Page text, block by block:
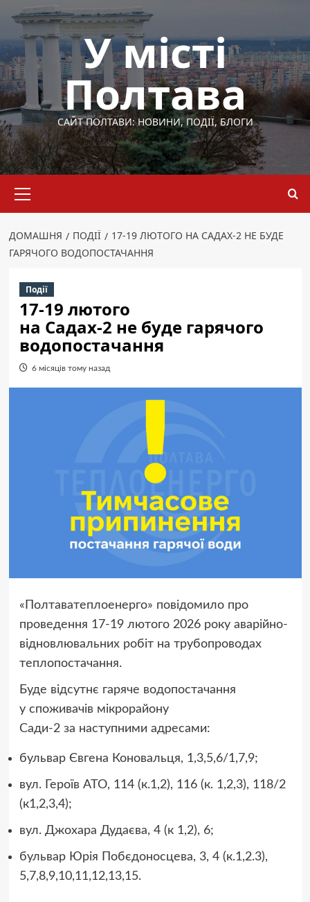
Перейти
вмісту
У місті
Полтава
САЙТ ПОЛТАВИ: НОВИНИ, ПОДІЇ, БЛОГИ
меню
ДОМАШНЯ ПОДІЇ
17-19 ЛЮТОГО НА САДАХ-2 НЕ БУДЕ
ГАРЯЧОГО ВОДОПОСТАЧАННЯ
Події
17-19 лютого
на Садах-2 не буде гарячого
водопостачання
6 місяців тому назад
«Полтаватеплоенерго» повідомило про
проведення 17-19 лютого 2026 року аварійно-
відновлювальних робіт на трубопроводах
теплопостачання.
Буде відсутнє гаряче водопостачання
у споживачів мікрорайону
Сади-2 за наступними адресами:
бульвар Євгена Коновальця, 1,3,5,6/1,7,9;
вул. Героїв АТО, 114 (к.1,2), 116 (к. 1,2,3), 118/2
(к1,2,3,4);
вул. Джохара Дудаєва, 4 (к 1,2), 6;
бульвар Юрія Побєдоносцева, 3, 4 (к.1,2.3),
5,7,8,9,10,11,12,13,15.